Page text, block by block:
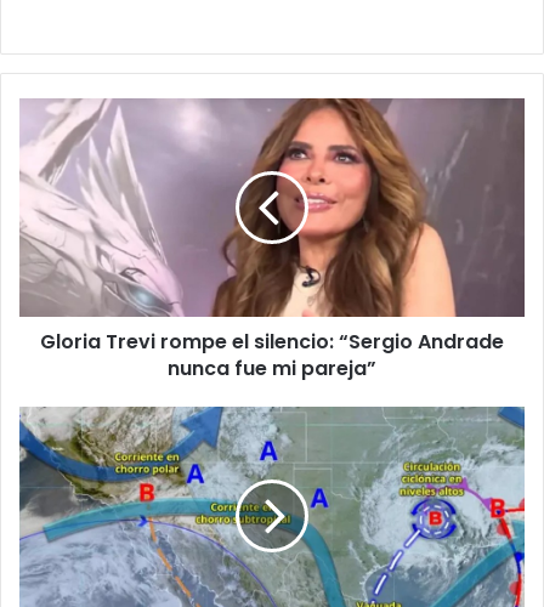
Gloria
Trevi
rompe
el
silencio:
“Sergio
Andrade
nunca
fue
Gloria Trevi rompe el silencio: “Sergio Andrade
nunca fue mi pareja”
Clima
en
México
hoy
12
de
mayo:
Frente